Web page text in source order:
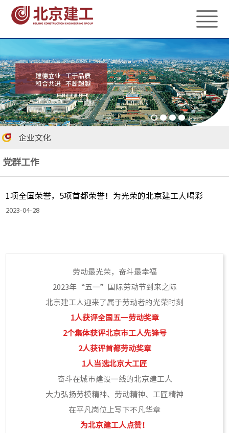
企业文化
党群工作
1项全国荣誉，5项首都荣誉！为光荣的北京建工人喝彩
2023-04-28
劳动最光荣，奋斗最幸福
2023年“五一”国际劳动节到来之际
北京建工人迎来了属于劳动者的光荣时刻
1人获评全国五一劳动奖章
2个集体获评北京市工人先锋号
2人获评首都劳动奖章
1人当选北京大工匠
奋斗在城市建设一线的北京建工人
大力弘扬劳模精神、劳动精神、工匠精神
在平凡岗位上写下不凡华章
为北京建工人点赞！